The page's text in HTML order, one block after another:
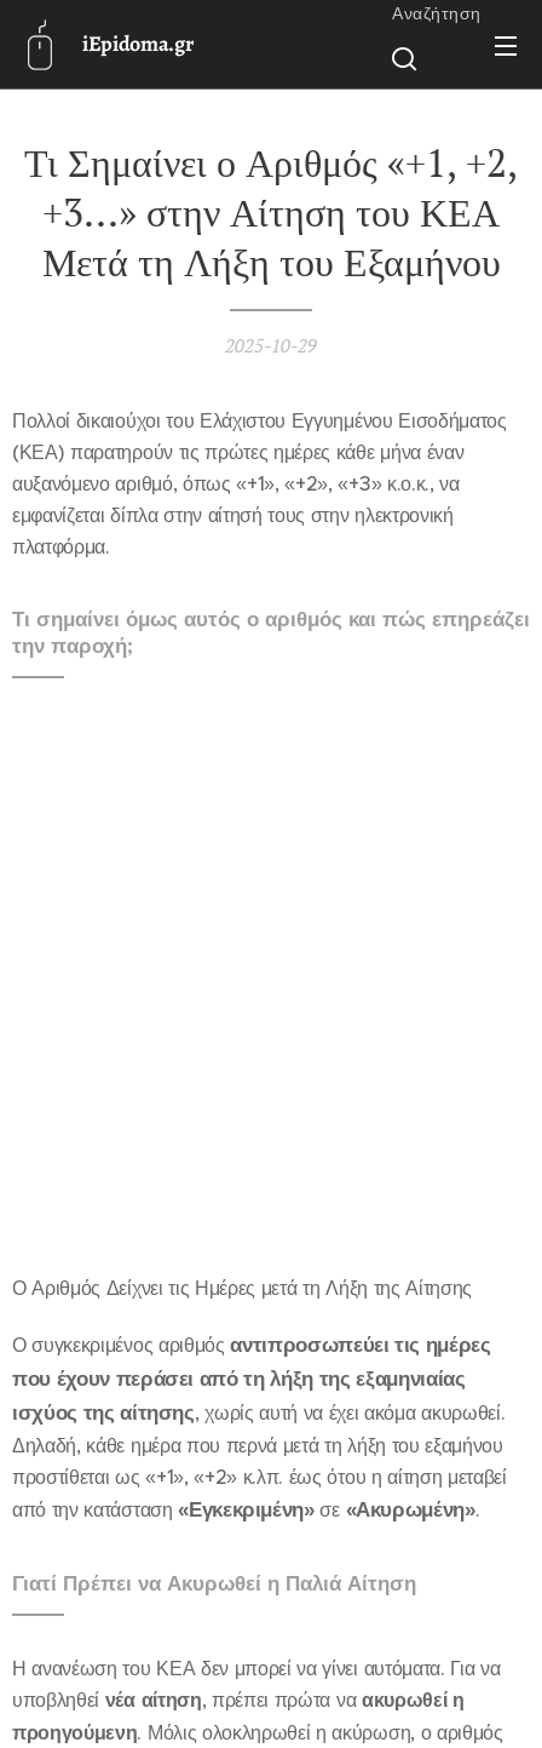
iEpidoma.gr
Αναζήτηση
Τι Σημαίνει ο Αριθμός «+1, +2,
+3...» στην Αίτηση του ΚΕΑ
Μετά τη Λήξη του Εξαμήνου
2025-10-29
Πολλοί δικαιούχοι του Ελάχιστου Εγγυημένου Εισοδήματος
(ΚΕΑ) παρατηρούν τις πρώτες ημέρες κάθε μήνα έναν
αυξανόμενο αριθμό, όπως «+1», «+2», «+3» κ.ο.κ., να
εμφανίζεται δίπλα στην αίτησή τους στην ηλεκτρονική
πλατφόρμα.
Τι σημαίνει όμως αυτός ο αριθμός και πώς επηρεάζει
την παροχή;
Ο Αριθμός Δείχνει τις Ημέρες μετά τη Λήξη της Αίτησης
Ο συγκεκριμένος αριθμόςαντιπροσωπεύει τις ημέρες
που έχουν περάσει από τη λήξη της εξαμηνιαίας
ισχύος της αίτησης, χωρίς αυτή να έχει ακόμα ακυρωθεί.
Δηλαδή, κάθε ημέρα που περνά μετά τη λήξη του εξαμήνου
προστίθεται ως «+1», «+2» κ.λπ. έως ότου η αίτηση μεταβεί
από την κατάσταση«Εγκεκριμένη»σε «Ακυρωμένη».
Γιατί Πρέπει να Ακυρωθεί η Παλιά Αίτηση
Η ανανέωση του ΚΕΑ δεν μπορεί να γίνει αυτόματα. Για να
υποβληθεί νέα αίτηση, πρέπει πρώτα να ακυρωθεί η
προηγούμενη. Μόλις ολοκληρωθεί η ακύρωση, ο αριθμός